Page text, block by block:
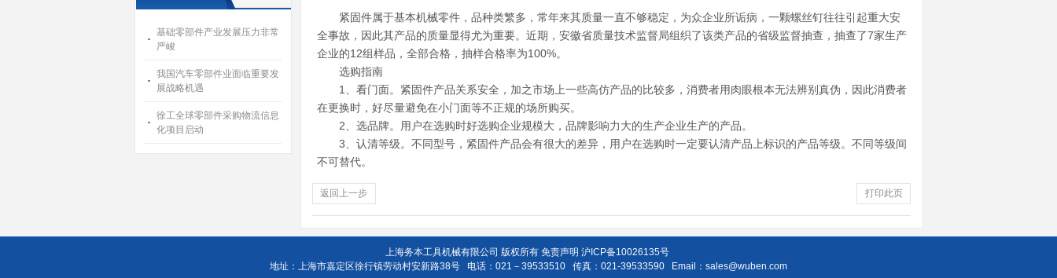
基础零部件产业发展压力非常
严峻
我国汽车零部件业面临重要发
展战略机遇
徐工全球零部件采购物流信息
化项目启动
紧固件属于基本机械零件，品种类繁多，常年来其质量一直不够稳定，为众企业所诟病，一颗螺丝钉往往引起重大安
全事故，因此其产品的质量显得尤为重要。近期，安徽省质量技术监督局组织了该类产品的省级监督抽查，抽查了7家生产
企业的12组样品，全部合格，抽样合格率为100%。
选购指南
1、看门面。紧固件产品关系安全，加之市场上一些高仿产品的比较多，消费者用肉眼根本无法辨别真伪，因此消费者
在更换时，好尽量避免在小门面等不正规的场所购买。
2、选品牌。用户在选购时好选购企业规模大，品牌影响力大的生产企业生产的产品。
3、认清等级。不同型号，紧固件产品会有很大的差异，用户在选购时一定要认清产品上标识的产品等级。不同等级间
不可替代。
返回上一步 打印此页
上海务本工具机械有限公司 版权所有 免责声明 沪ICP备10026135号
地址：上海市嘉定区徐行镇劳动村安新路38号 电话：021－39533510 传真：021-39533590 Email： sales@wuben.com